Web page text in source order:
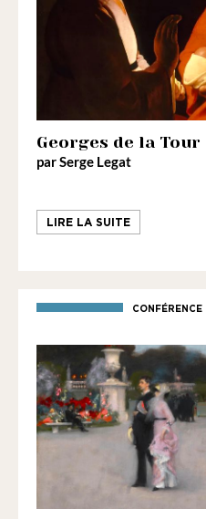
Georges de la Tour
par Serge Legat
LIRE LA SUITE
CONFÉRENCE